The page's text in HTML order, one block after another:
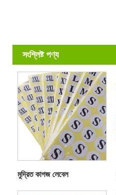
সংশ্লিষ্ট পণ্য
মুদ্রিত কাগজ লেবেল